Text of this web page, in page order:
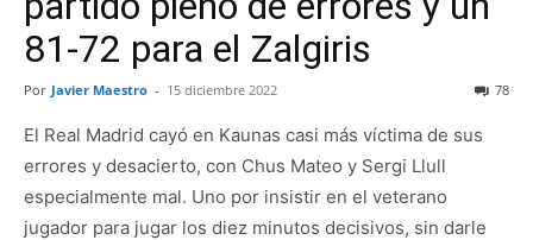
81-72 para el Zalgiris
Por Javier Maestro - 15 diciembre 2022 78
El Real Madrid cayó en Kaunas casi más víctima de sus
errores y desacierto, con Chus Mateo y Sergi Llull
especialmente mal. Uno por insistir en el veterano
jugador para jugar los diez minutos decisivos, sin darle